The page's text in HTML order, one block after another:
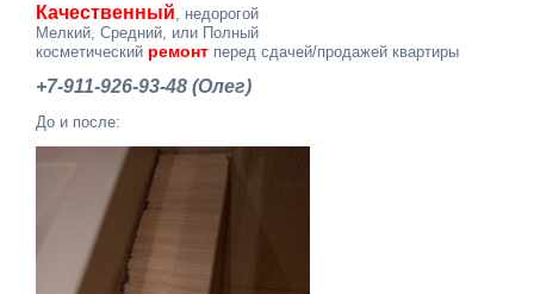
Качественный , недорогой
Мелкий, Средний, или Полный
косметический ремонт перед сдачей/продажей квартиры
+7-911-926-93-48 (Олег)
До и после: